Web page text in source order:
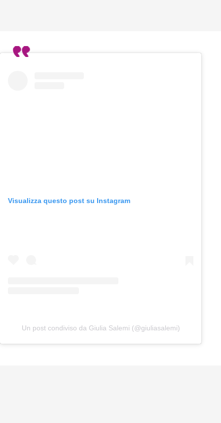
Visualizza questo post su Instagram
Un post condiviso da Giulia Salemi (@giuliasalemi)